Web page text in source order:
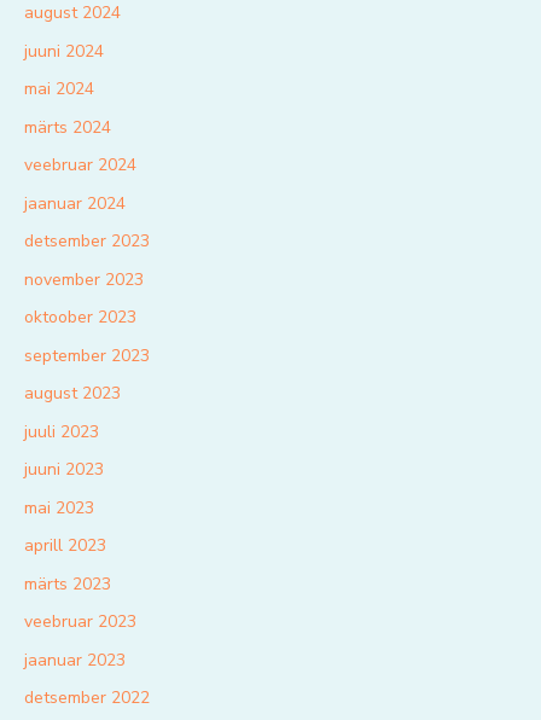
august 2024
juuni 2024
mai 2024
märts 2024
veebruar 2024
jaanuar 2024
detsember 2023
november 2023
oktoober 2023
september 2023
august 2023
juuli 2023
juuni 2023
mai 2023
aprill 2023
märts 2023
veebruar 2023
jaanuar 2023
detsember 2022